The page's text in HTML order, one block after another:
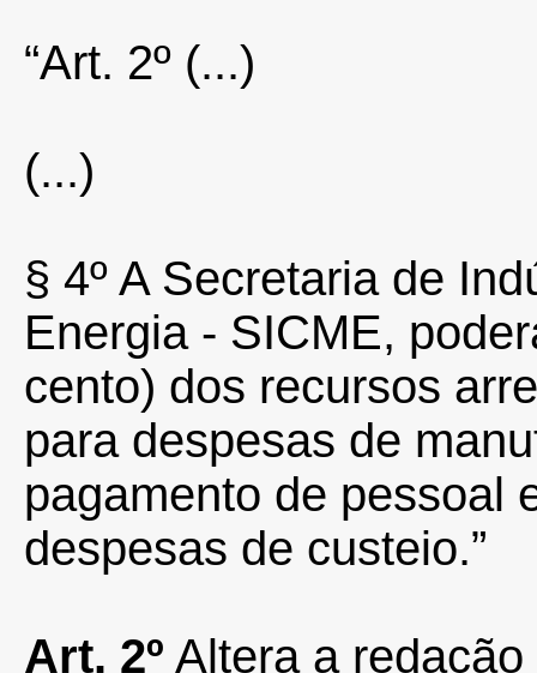
“Art. 2º (...)
(...)
§ 4º A Secretaria de
Energia - SICME,
cento) dos recursos
para despesas de
pagamento de pessoal
despesas de custeio.”
Art. 2º Altera a